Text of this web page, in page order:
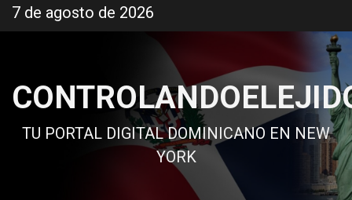
al
7 de agosto de 2026
TU PORTAL DIGITAL DOMINICANO EN NEW
YORK